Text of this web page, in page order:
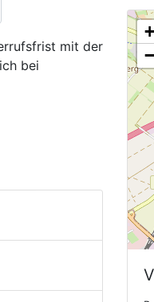
mit der
bei
+
−